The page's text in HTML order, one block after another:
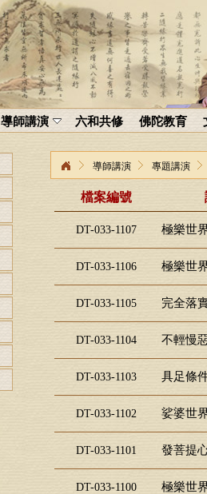
導師講演 六和共修 佛陀教育
導師講演 專題講演
檔案編號
DT-033-1107 極樂世
DT-033-1106 極樂世
DT-033-1105 完全落
DT-033-1104 不輕慢
DT-033-1103 具足條
DT-033-1102 娑婆世
DT-033-1101 發菩提
DT-033-1100 極樂世